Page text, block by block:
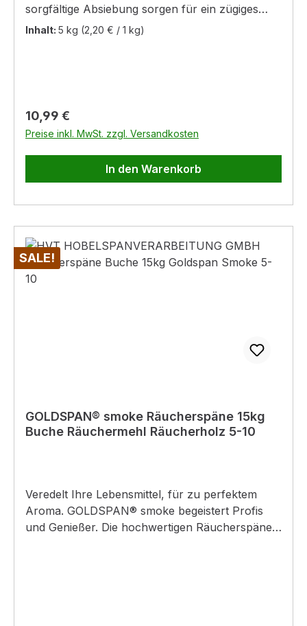
sorgfältige Absiebung sorgen für ein zügiges
Anglühen und ein fantatisches Grillerlebnis.
Inhalt: 5 kg (2,20 € / 1 kg)
Regulärer Preis:
10,99 €
Preise inkl. MwSt. zzgl. Versandkosten
In den Warenkorb
SALE!
GOLDSPAN® smoke Räucherspäne 15kg
Buche Räuchermehl Räucherholz 5-10
Veredelt Ihre Lebensmittel, für zu perfektem
Aroma. GOLDSPAN® smoke begeistert Profis
und Genießer. Die hochwertigen Räucherspäne